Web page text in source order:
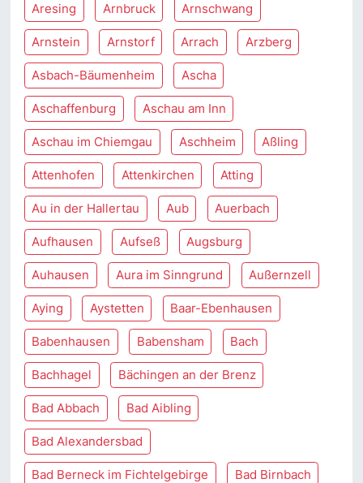
Aresing Arnbruck Arnschwang
Arnstein Arnstorf Arrach Arzberg
Asbach-Bäumenheim Ascha
Aschaffenburg Aschau am Inn
Aschau im Chiemgau Aschheim Aßling
Attenhofen Attenkirchen Atting
Au in der Hallertau Aub Auerbach
Aufhausen Aufseß Augsburg
Auhausen Aura im Sinngrund Außernzell
Aying Aystetten Baar-Ebenhausen
Babenhausen Babensham Bach
Bachhagel Bächingen an der Brenz
Bad Abbach Bad Aibling
Bad Alexandersbad
Bad Berneck im Fichtelgebirge Bad Birnbach